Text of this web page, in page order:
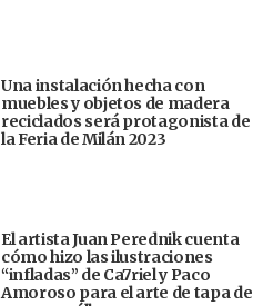
Una instalación hecha con
muebles y objetos de madera
reciclados será protagonista de
la Feria de Milán 2023
El artista Juan Perednik cuenta
cómo hizo las ilustraciones
“infladas” de Ca7riel y Paco
Amoroso para el arte de tapa de